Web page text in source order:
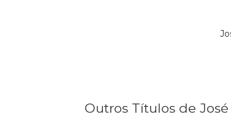
Outros Títulos de